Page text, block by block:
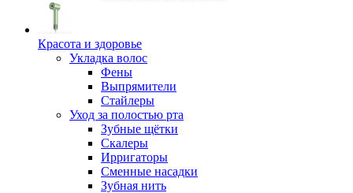
Красота и здоровье
Укладка волос
Фены
Выпрямители
Стайлеры
Уход за полостью рта
Зубные щётки
Скалеры
Ирригаторы
Сменные насадки
Зубная нить